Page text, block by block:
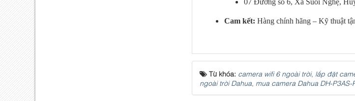
Cam kết: Hàng chính hãng – Kỹ thuật
Từ khóa: camera wifi 6 ngoài trời, lắp đặt
ngoài trời Dahua, mua camera Dahua DH-P3AS-